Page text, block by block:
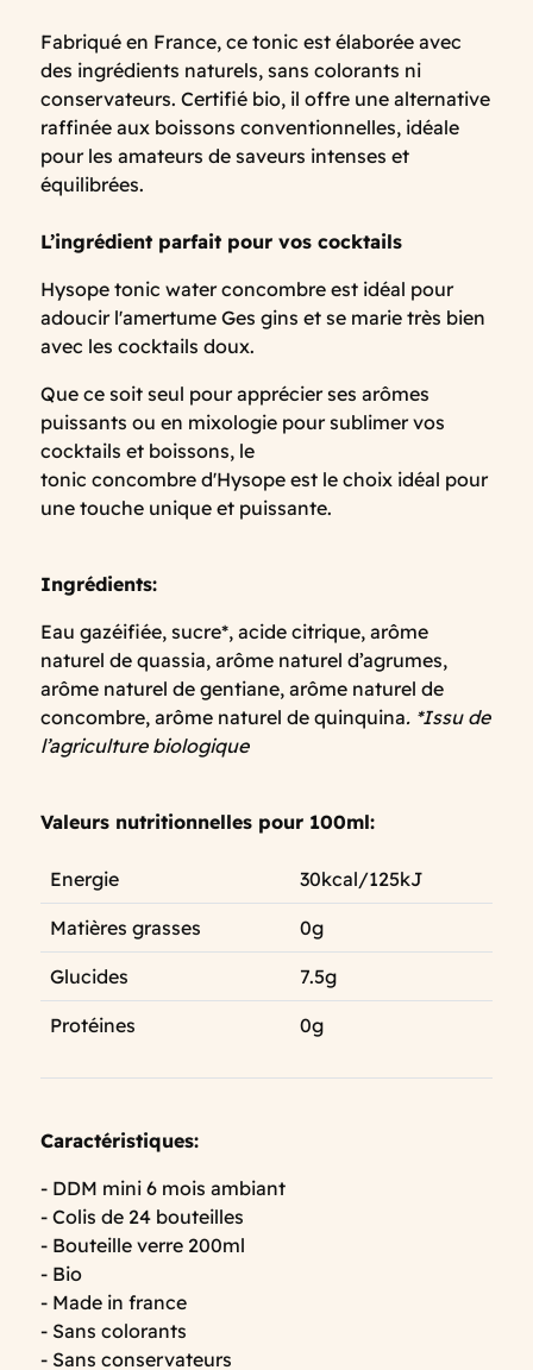
Fabriqué en France, ce tonic est élaborée avec
des ingrédients naturels, sans colorants ni
conservateurs. Certifié bio, il offre une alternative
raffinée aux boissons conventionnelles, idéale
pour les amateurs de saveurs intenses et
équilibrées.
L’ingrédient parfait pour vos cocktails
Hysope tonic water concombre est idéal pour
adoucir l'amertume Ges gins et se marie très bien
avec les cocktails doux.
Que ce soit seul pour apprécier ses arômes
puissants ou en mixologie pour sublimer vos
cocktails et boissons, le
tonic concombre d'Hysope est le choix idéal pour
une touche unique et puissante.
Ingrédients:
Eau gazéifiée, sucre*, acide citrique, arôme
naturel de quassia, arôme naturel d’agrumes,
arôme naturel de gentiane, arôme naturel de
concombre, arôme naturel de quinquina. *Issu de
l’agriculture biologique
Valeurs nutritionnelles pour 100ml:
Energie 30kcal/125kJ
Matières grasses 0g
Glucides 7.5g
Protéines 0g
Caractéristiques:
- DDM mini 6 mois ambiant
- Colis de 24 bouteilles
- Bouteille verre 200ml
- Bio
- Made in france
- Sans colorants
- Sans conservateurs